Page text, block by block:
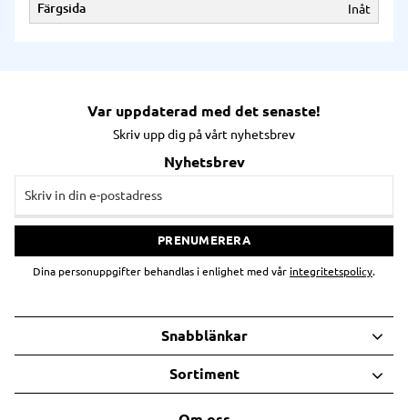
Färgsida
Inåt
Var uppdaterad med det senaste!
Skriv upp dig på vårt nyhetsbrev
Nyhetsbrev
PRENUMERERA
Dina personuppgifter behandlas i enlighet med vår integritetspolicy.
Snabblänkar
Sortiment